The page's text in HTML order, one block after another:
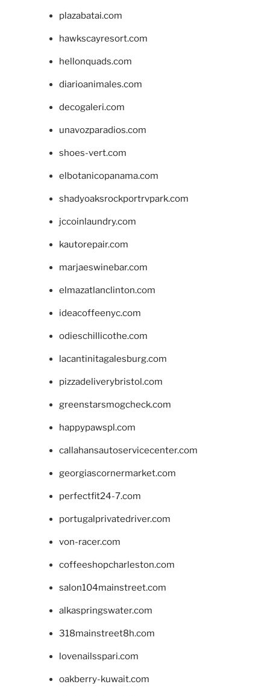
plazabatai.com
hawkscayresort.com
hellonquads.com
diarioanimales.com
decogaleri.com
unavozparadios.com
shoes-vert.com
elbotanicopanama.com
shadyoaksrockportrvpark.com
jccoinlaundry.com
kautorepair.com
marjaeswinebar.com
elmazatlanclinton.com
ideacoffeenyc.com
odieschillicothe.com
lacantinitagalesburg.com
pizzadeliverybristol.com
greenstarsmogcheck.com
happypawspl.com
callahansautoservicecenter.com
georgiascornermarket.com
perfectfit24-7.com
portugalprivatedriver.com
von-racer.com
coffeeshopcharleston.com
salon104mainstreet.com
alkaspringswater.com
318mainstreet8h.com
lovenailsspari.com
oakberry-kuwait.com